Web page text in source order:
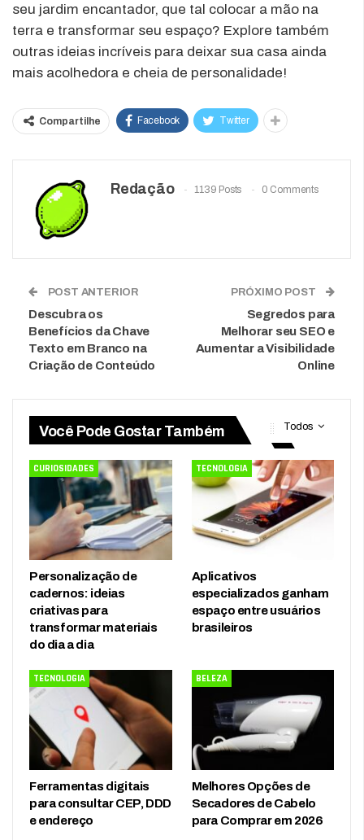
seu jardim encantador, que tal colocar a mão na
terra e transformar seu espaço? Explore também
outras ideias incríveis para deixar sua casa ainda
mais acolhedora e cheia de personalidade!
Compartilhe Facebook Twitter
Redação 1139 Posts 0 Comments
POST ANTERIOR
Descubra os
Benefícios da Chave
Texto em Branco na
Criação de Conteúdo
PRÓXIMO POST
Segredos para
Melhorar seu SEO e
Aumentar a Visibilidade
Online
Todos
Você Pode Gostar Também
CURIOSIDADES
Personalização de
cadernos: ideias
criativas para
transformar materiais
do dia a dia
TECNOLOGIA
Aplicativos
especializados ganham
espaço entre usuários
brasileiros
TECNOLOGIA
Ferramentas digitais
para consultar CEP, DDD
e endereço
BELEZA
Melhores Opções de
Secadores de Cabelo
para Comprar em 2026